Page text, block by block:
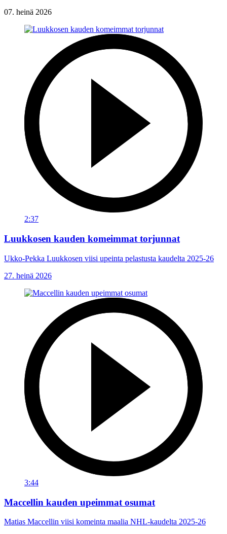
07. heinä 2026
2:37
Luukkosen kauden komeimmat torjunnat
Ukko-Pekka Luukkosen viisi upeinta pelastusta kaudelta 2025-26
27. heinä 2026
3:44
Maccellin kauden upeimmat osumat
Matias Maccellin viisi komeinta maalia NHL-kaudelta 2025-26